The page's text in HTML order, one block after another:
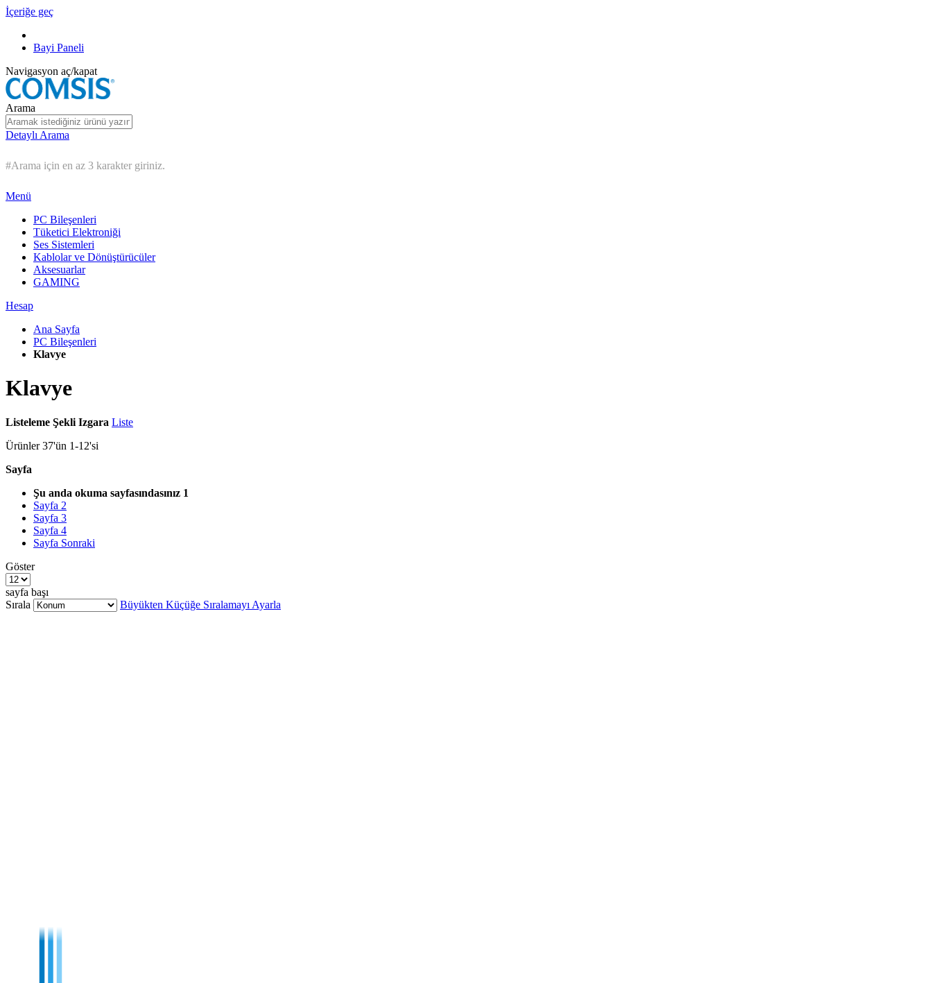
İçeriğe geç
Bayi Paneli
Navigasyon aç/kapat
Arama
Detaylı Arama
#Arama için en az 3 karakter giriniz.
Menü
PC Bileşenleri
Tüketici Elektroniği
Ses Sistemleri
Kablolar ve Dönüştürücüler
Aksesuarlar
GAMING
Hesap
Ana Sayfa
PC Bileşenleri
Klavye
Klavye
Listeleme Şekli Izgara Liste
Ürünler37'ün 1-12'si
Sayfa
Şu anda okuma sayfasındasınız 1
Sayfa 2
Sayfa 3
Sayfa 4
Sayfa Sonraki
Göster
sayfa başı
Sırala
Büyükten Küçüğe Sıralamayı Ayarla